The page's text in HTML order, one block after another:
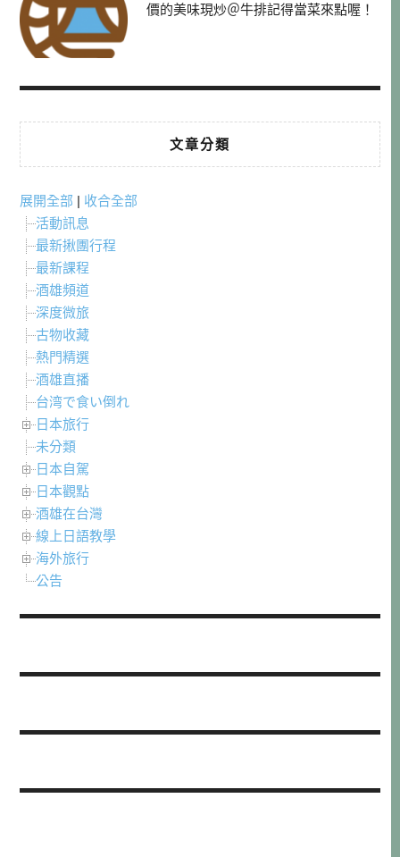
價的美味現炒＠牛排記得當菜來點喔！
文章分類
展開全部 | 收合全部
活動訊息
最新揪團行程
最新課程
酒雄頻道
深度微旅
古物收藏
熱門精選
酒雄直播
台湾で食い倒れ
日本旅行
未分類
日本自駕
日本觀點
酒雄在台灣
線上日語教學
海外旅行
公告